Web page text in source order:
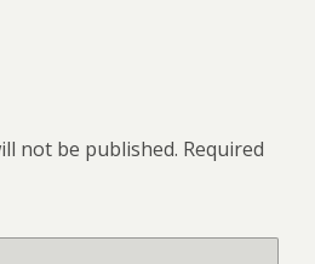
not be published. Required